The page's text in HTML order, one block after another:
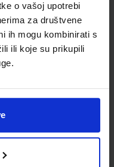
o vašoj upotrebi
za društvene
ih mogu kombinirati s
ili koje su prikupili
iz prirode i društva
€